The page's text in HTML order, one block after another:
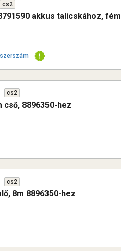
cs2
akkus talicskához, fém
cs2
cső, 8896350-hez
cs2
8m 8896350-hez